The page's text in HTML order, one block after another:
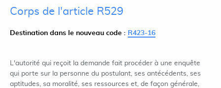
Corps de l'article R529
Destination dans le nouveau code : R423-16
L'autorité qui reçoit la demande fait procéder à une enquête
qui porte sur la personne du postulant, ses antécédents, ses
aptitudes, sa moralité, ses ressources et, de façon générale,